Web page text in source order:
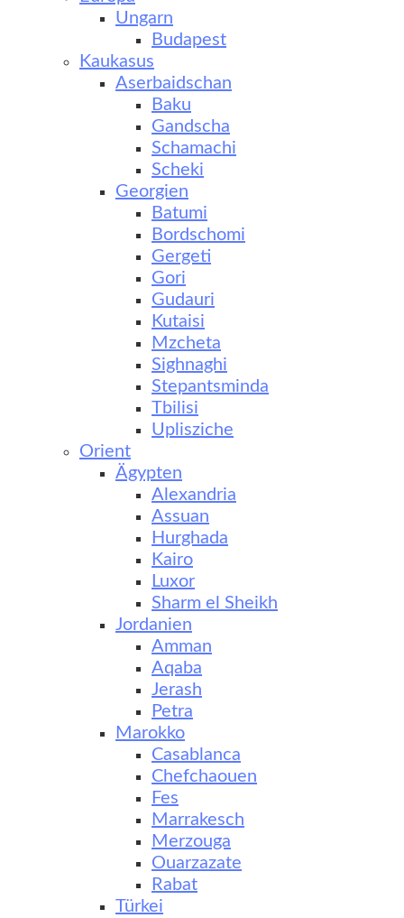
Ungarn
Budapest
Kaukasus
Aserbaidschan
Baku
Gandscha
Schamachi
Scheki
Georgien
Batumi
Bordschomi
Gergeti
Gori
Gudauri
Kutaisi
Mzcheta
Sighnaghi
Stepantsminda
Tbilisi
Uplisziche
Orient
Ägypten
Alexandria
Assuan
Hurghada
Kairo
Luxor
Sharm el Sheikh
Jordanien
Amman
Aqaba
Jerash
Petra
Marokko
Casablanca
Chefchaouen
Fes
Marrakesch
Merzouga
Ouarzazate
Rabat
Türkei